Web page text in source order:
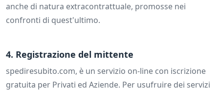
anche di natura extracontrattuale, promosse nei
confronti di quest'ultimo.
4. Registrazione del mittente
spediresubito.com, è un servizio on-line con iscrizione
gratuita per Privati ed Aziende. Per usufruire dei servizi